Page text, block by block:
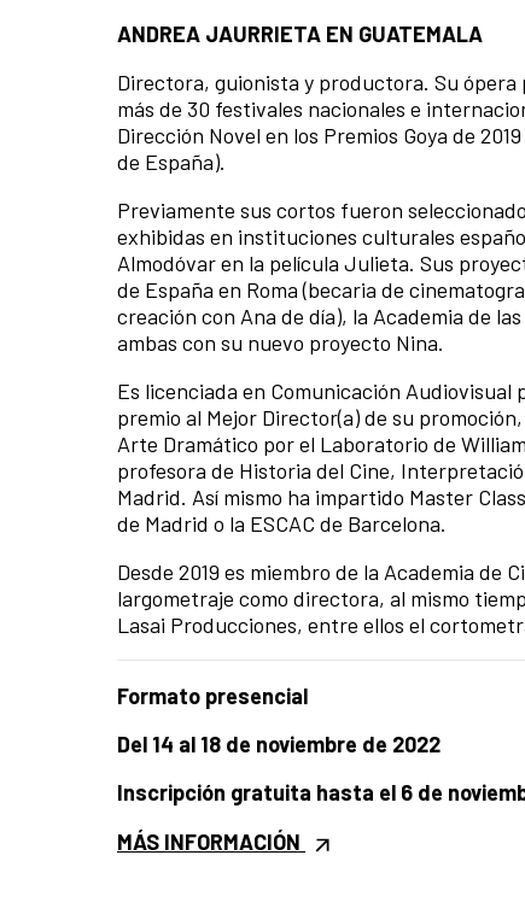
ANDREA JAURRIETA EN GUATEMALA
Directora, guionista y productora. Su
más de 30 festivales nacionales e
Dirección Novel en los Premios Goya de
de España).
Previamente sus cortos fueron
exhibidas en instituciones culturales
Almodóvar en la película Julieta. Sus
de España en Roma (becaria de
creación con Ana de día), la Academia de
ambas con su nuevo proyecto Nina.
Es licenciada en Comunicación
premio al Mejor Director(a) de su
Arte Dramático por el Laboratorio de
profesora de Historia del Cine,
Madrid. Así mismo ha impartido Master
de Madrid o la ESCAC de Barcelona.
Desde 2019 es miembro de la Academia de
largometraje como directora, al mismo
Lasai Producciones, entre ellos el
Formato presencial
Del 14 al 18 de noviembre de 2022
Inscripción gratuita hasta el 6 de
MÁS INFORMACIÓN